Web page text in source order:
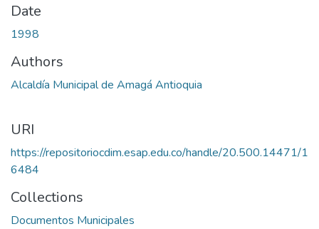
Date
1998
Authors
Alcaldía Municipal de Amagá Antioquia
URI
https://repositoriocdim.esap.edu.co/handle/20.500.14471/1
6484
Collections
Documentos Municipales